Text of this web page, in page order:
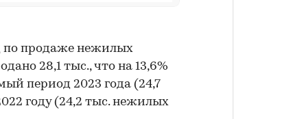
по продаже нежилых
28,1 тыс., что на 13,6%
период 2023 года (24,7
году (24,2 тыс. нежилых